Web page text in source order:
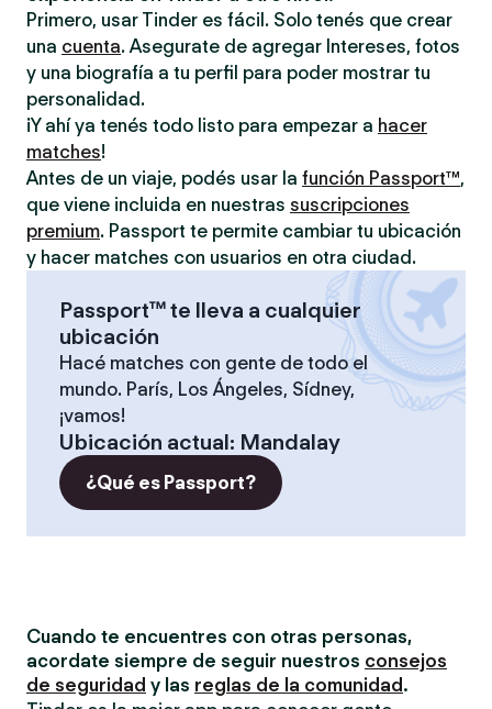
Primero, usar Tinder es fácil. Solo tenés que crear
una cuenta. Asegurate de agregar Intereses, fotos
y una biografía a tu perfil para poder mostrar tu
personalidad.
¡Y ahí ya tenés todo listo para empezar a hacer
matches!
Antes de un viaje, podés usar la función Passport™,
que viene incluida en nuestras suscripciones
premium. Passport te permite cambiar tu ubicación
y hacer matches con usuarios en otra ciudad.
Passport™ te lleva a cualquier
ubicación
Hacé matches con gente de todo el
mundo. París, Los Ángeles, Sídney,
¡vamos!
Ubicación actual: Mandalay
¿Qué es Passport?
Cuando te encuentres con otras personas,
acordate siempre de seguir nuestros consejos
de seguridad y las reglas de la comunidad .